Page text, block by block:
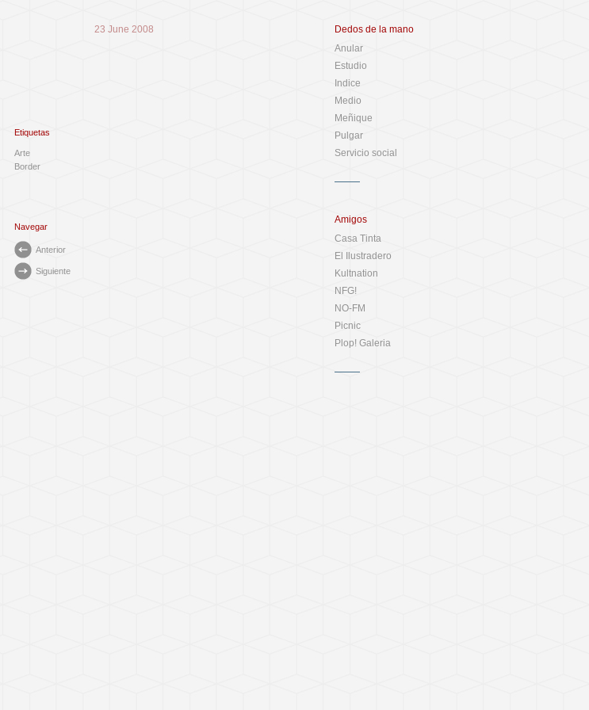
23 June 2008
Etiquetas
Arte
Border
Navegar
Anterior
Siguiente
Dedos de la mano
Anular
Estudio
Indice
Medio
Meñique
Pulgar
Servicio social
Amigos
Casa Tinta
El Ilustradero
Kultnation
NFG!
NO-FM
Picnic
Plop! Galeria